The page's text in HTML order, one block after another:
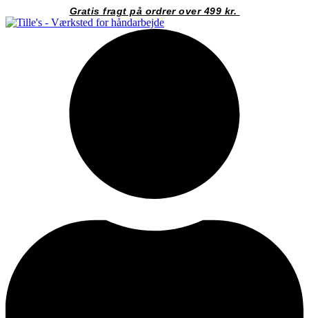
til
Gratis fragt på ordrer over 499 kr.